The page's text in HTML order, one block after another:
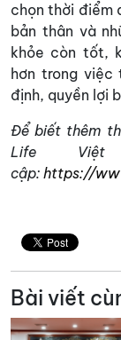
chọn thời điểm
bản thân và
khỏe còn tốt,
hơn trong
định, quyền lợi
Để biết thêm
Life
cập: https://
Bài viết